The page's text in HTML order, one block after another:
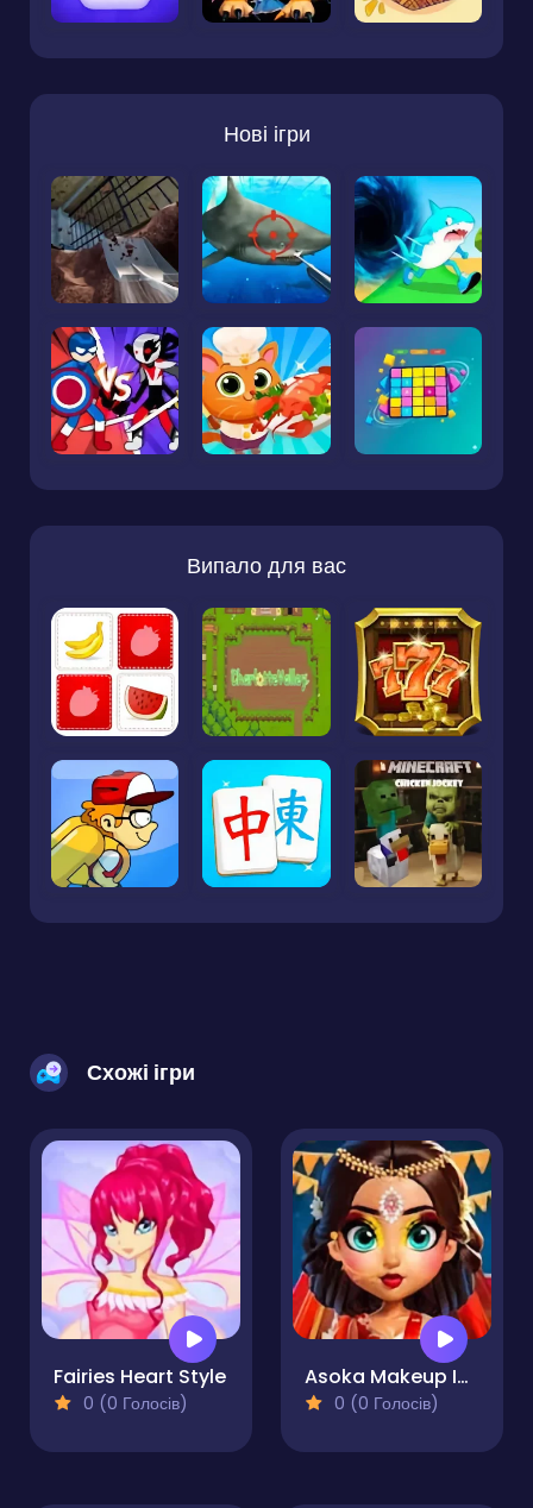
Нові ігри
Випало для вас
Схожі ігри
Fairies Heart Style
0 (0 Голосів)
Asoka Makeup Indian Bride
0 (0 Голосів)